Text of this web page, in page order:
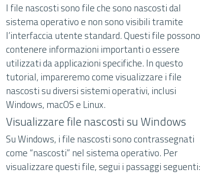
I file nascosti sono file che sono nascosti dal
sistema operativo e non sono visibili tramite
l’interfaccia utente standard. Questi file possono
contenere informazioni importanti o essere
utilizzati da applicazioni specifiche. In questo
tutorial, impareremo come visualizzare i file
nascosti su diversi sistemi operativi, inclusi
Windows, macOS e Linux.
Visualizzare file nascosti su Windows
Su Windows, i file nascosti sono contrassegnati
come “nascosti” nel sistema operativo. Per
visualizzare questi file, segui i passaggi seguenti: